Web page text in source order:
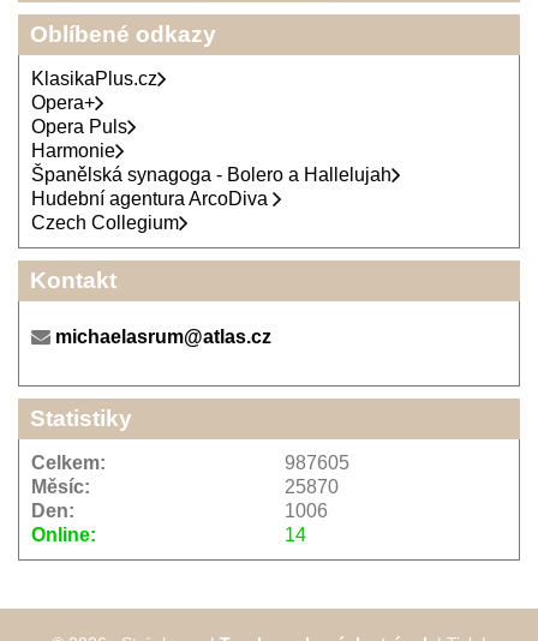
Oblíbené odkazy
KlasikaPlus.cz
Opera+
Opera Puls
Harmonie
Španělská synagoga - Bolero a Hallelujah
Hudební agentura ArcoDiva
Czech Collegium
Kontakt
michaelasrum@atlas.cz
Statistiky
Online: 14
Celkem:
987605
Měsíc:
25870
Den:
1006